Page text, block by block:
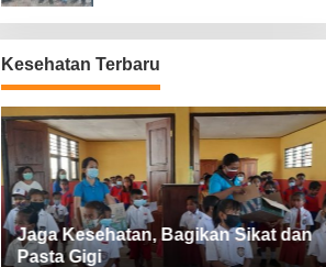
Kesehatan Terbaru
Jaga Kesehatan, Bagikan Sikat dan
Pasta Gigi